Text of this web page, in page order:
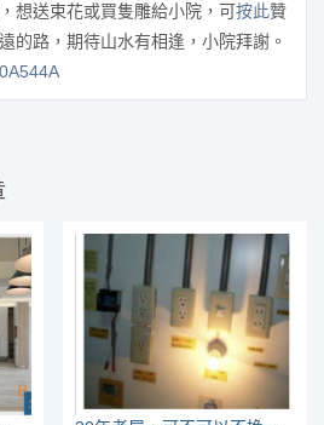
想送束花或買隻雕給小院，可按此贊
的路，期待山水有相逢，小院拜謝。